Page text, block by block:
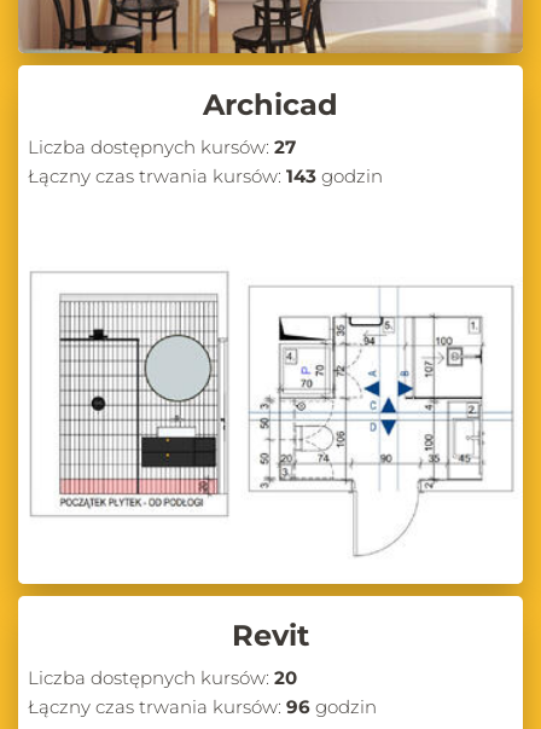
Archicad
Liczba dostępnych kursów: 27
Łączny czas trwania kursów: 143 godzin
Revit
Liczba dostępnych kursów: 20
Łączny czas trwania kursów: 96 godzin